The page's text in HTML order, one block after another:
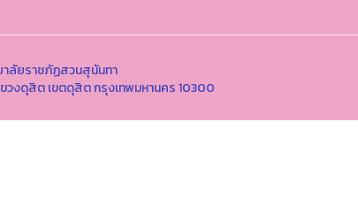
าลัยราชภัฏสวนสุนันทา
วงดุสิต เขตดุสิต กรุงเทพมหานคร 10300